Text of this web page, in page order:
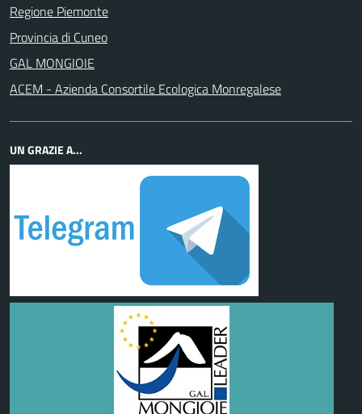
Regione Piemonte
Provincia di Cuneo
GAL MONGIOIE
ACEM - Azienda Consortile Ecologica Monregalese
UN GRAZIE A...